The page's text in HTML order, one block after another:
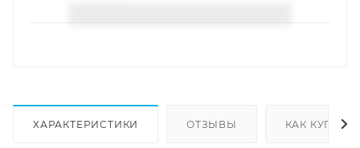
ХАРАКТЕРИСТИКИ ОТЗЫВЫ КАК КУПИТЬ